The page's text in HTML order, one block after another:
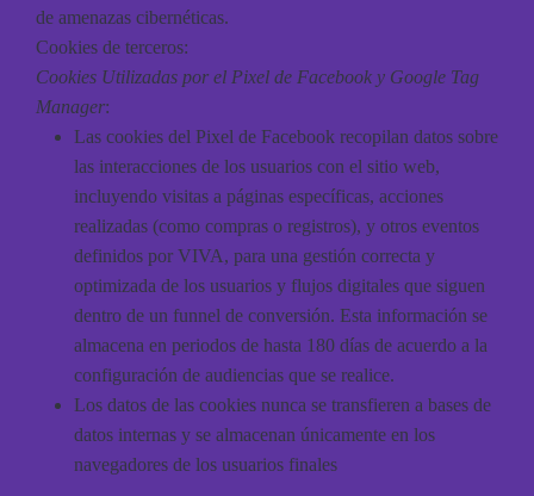
de amenazas cibernéticas.
Cookies de terceros:
Cookies Utilizadas por el Pixel de Facebook y Google Tag
Manager:
Las cookies del Pixel de Facebook recopilan datos sobre
las interacciones de los usuarios con el sitio web,
incluyendo visitas a páginas específicas, acciones
realizadas (como compras o registros), y otros eventos
definidos por VIVA, para una gestión correcta y
optimizada de los usuarios y flujos digitales que siguen
dentro de un funnel de conversión. Esta información se
almacena en periodos de hasta 180 días de acuerdo a la
configuración de audiencias que se realice.
Los datos de las cookies nunca se transfieren a bases de
datos internas y se almacenan únicamente en los
navegadores de los usuarios finales